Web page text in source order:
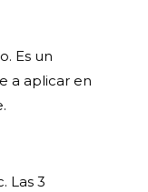
Es un
a aplicar en
Las 3